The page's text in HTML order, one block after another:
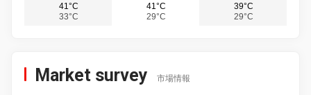
41°C
33°C
41°C
29°C
39°C
29°C
Market survey 市場情報